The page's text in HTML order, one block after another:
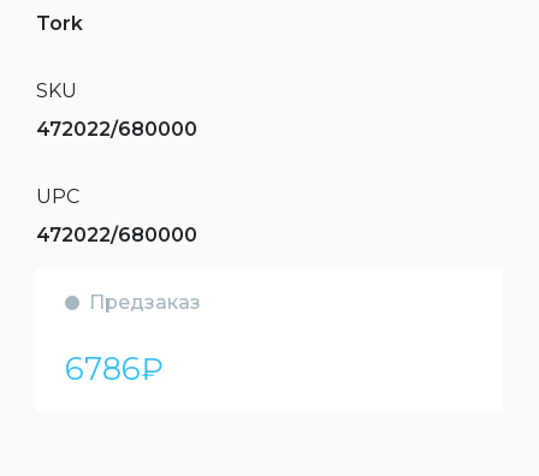
Tork
SKU
472022/680000
UPC
472022/680000
Предзаказ
6786₽